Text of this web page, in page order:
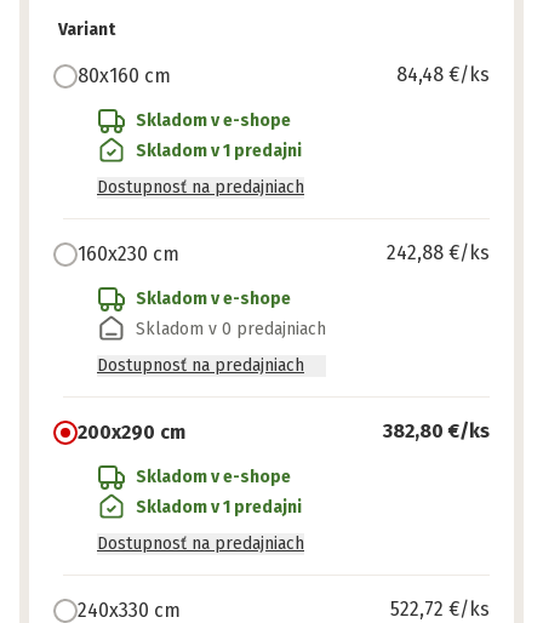
Variant
80x160 cm 84,48 €/ks
Skladom v e-shope
Skladom v 1 predajni
Dostupnosť na predajniach
160x230 cm 242,88 €/ks
Skladom v e-shope
Skladom v 0 predajniach
Dostupnosť na predajniach
200x290 cm 382,80 €/ks
Skladom v e-shope
Skladom v 1 predajni
Dostupnosť na predajniach
240x330 cm 522,72 €/ks